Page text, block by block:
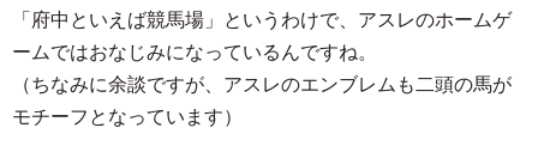
「府中といえば競馬場」というわけで、アスレのホームゲ
ームではおなじみになっているんですね。
（ちなみに余談ですが、アスレのエンブレムも二頭の馬が
モチーフとなっています）